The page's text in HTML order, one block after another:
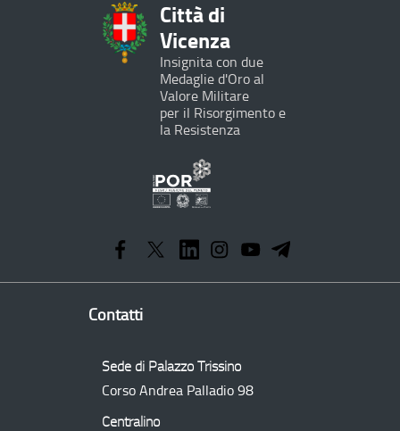
Città di
Vicenza
Insignita con due
Medaglie d'Oro al
Valore Militare
per il Risorgimento e
la Resistenza
Operativo
Regionale
Contatti
Sede di Palazzo Trissino
Corso Andrea Palladio 98
Centralino